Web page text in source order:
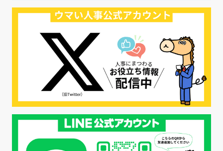
#歩留まり改善 #採用ナーチャリング
#採用CX #学内セミナー #カジュアル面談
#転職ファストパス #PRO #採用代行
#エシカル採用 #エシカル就活
#メンタルヘルス #年間採用計画
#年間採用 #応募数の増やし方 #26卒
#27採用プレ #高校生採用